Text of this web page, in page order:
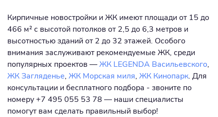
Кирпичные новостройки и ЖК имеют площади от 15 до
466 м² с высотой потолков от 2,5 до 6,3 метров и
высотностью зданий от 2 до 32 этажей. Особого
внимания заслуживают рекомендуемые ЖК, среди
популярных проектов —ЖК LEGENDA Васильевского,
ЖК Загляденье, ЖК Морская миля, ЖК Кинопарк. Для
консультации и бесплатного подбора - звоните по
номеру +7 495 055 53 78 — наши специалисты
помогут вам сделать правильный выбор!